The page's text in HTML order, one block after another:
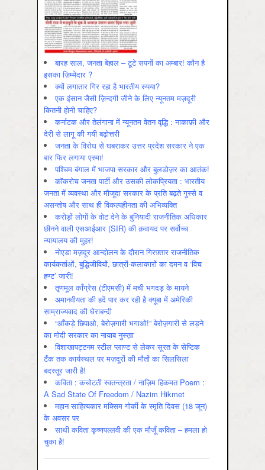
बारह साल, जनता बेहाल – टूटे सपनों का अम्बार! कौन है
इसका ज़िम्मेदार ?
क्यों लगातार गिर रहा है भारतीय रुपया?
एक इंसान जैसी ज़िन्दगी जीने के लिए न्यूनतम मज़दूरी
कितनी होनी चाहिए?
कर्नाटक और तेलंगाना में न्यूनतम वेतन वृद्धि : नाकाफ़ी और
देरी से लागू की गयी बढ़ोत्तरी
जनता के विरोध से घबराकर उत्तर प्रदेश सरकार ने एक
बार फिर लगाया एस्मा!
पश्चिम बंगाल में भाजपा सरकार और बुलडोज़र का आतंक!
कॉकरोच जनता पार्टी और उसकी लोकप्रियता : भारतीय
जनता में व्‍यवस्‍था और मौजूदा सरकार के प्रति बढ़ते गुस्‍से व
असन्‍तोष और साथ ही विकल्‍पहीनता की अभिव्‍यक्ति
करोड़ों लोगों के वोट देने के बुनियादी राजनीतिक अधिकार
छीनने वाली एसआईआर (SIR) की क़वायद पर सर्वोच्च
न्यायालय की मुहर!
नोएडा मज़दूर आन्दोलन के दौरान गिरफ़्तार राजनीतिक
कार्यकर्ताओं, बुद्धिजीवियों, छात्रों-कलाकारों का दमन व ‘विच
हण्ट’ जारी!
तृणमूल काँग्रेस (टीएमसी) में मची भगदड़ के मायने
अमानवीयता की हदें पार कर रही है क्यूबा में अमेरिकी
साम्राज्यवाद की घेराबन्दी
“आँकड़े छिपाओ, बेरोज़गारी भगाओ!” बेरोज़गारी से लड़ने
का मोदी सरकार का नायाब नुस्ख़ा
विशाखापट्टनम स्टील प्लाण्ट से लेकर सूरत के सेप्टिक
टैंक तक कार्यस्थल पर मज़दूरों की मौतों का सिलसिला
बदस्तूर जारी है!
कविता : कचोटती स्वतन्त्रता / नाज़िम हिकमत Poem :
A Sad State Of Freedom / Nazim Hikmet
महान साहित्यकार मक्सिम गोर्की के स्मृति दिवस (18 जून)
के अवसर पर
साथी कविता कृष्णपल्लवी की एक मौजूँ कविता – हमला हो
चुका है!